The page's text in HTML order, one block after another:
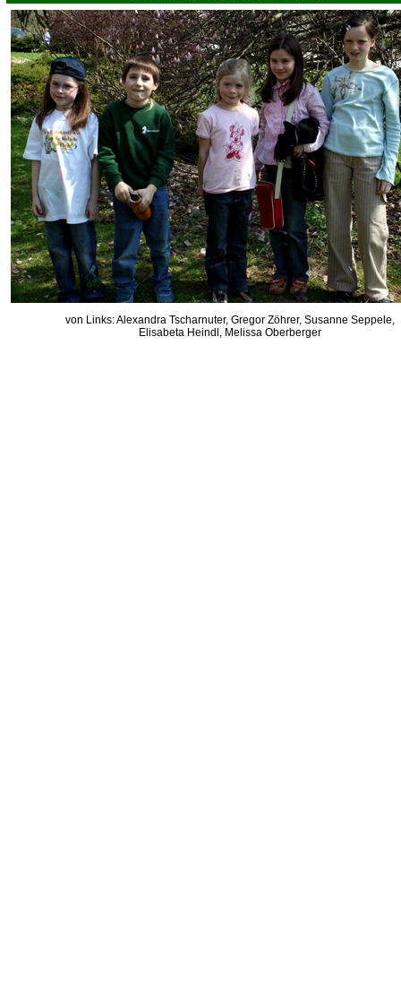
von Links: Alexandra Tscharnuter, Gregor Zöhrer, Susanne Seppele,
Elisabeta Heindl, Melissa Oberberger